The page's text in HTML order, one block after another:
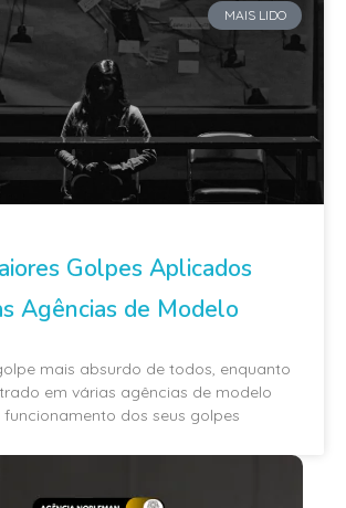
MAIS LIDO
Golpes Aplicados
Agências de Modelo
mais absurdo de todos, enquanto
em várias agências de modelo
dos seus golpes